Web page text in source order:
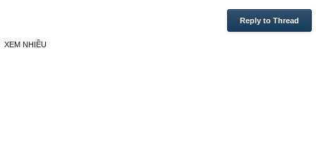
Reply to Thread
XEM NHIỀU